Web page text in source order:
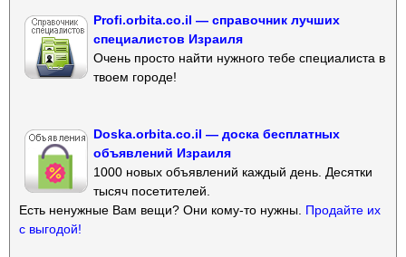
Profi.orbita.co.il — справочник лучших
специалистов Израиля
Очень просто найти нужного тебе специалиста в
твоем городе!
Doska.orbita.co.il — доска бесплатных
объявлений Израиля
1000 новых объявлений каждый день. Десятки
тысяч посетителей.
Есть ненужные Вам вещи? Они кому-то нужны. Продайте их
с выгодой!